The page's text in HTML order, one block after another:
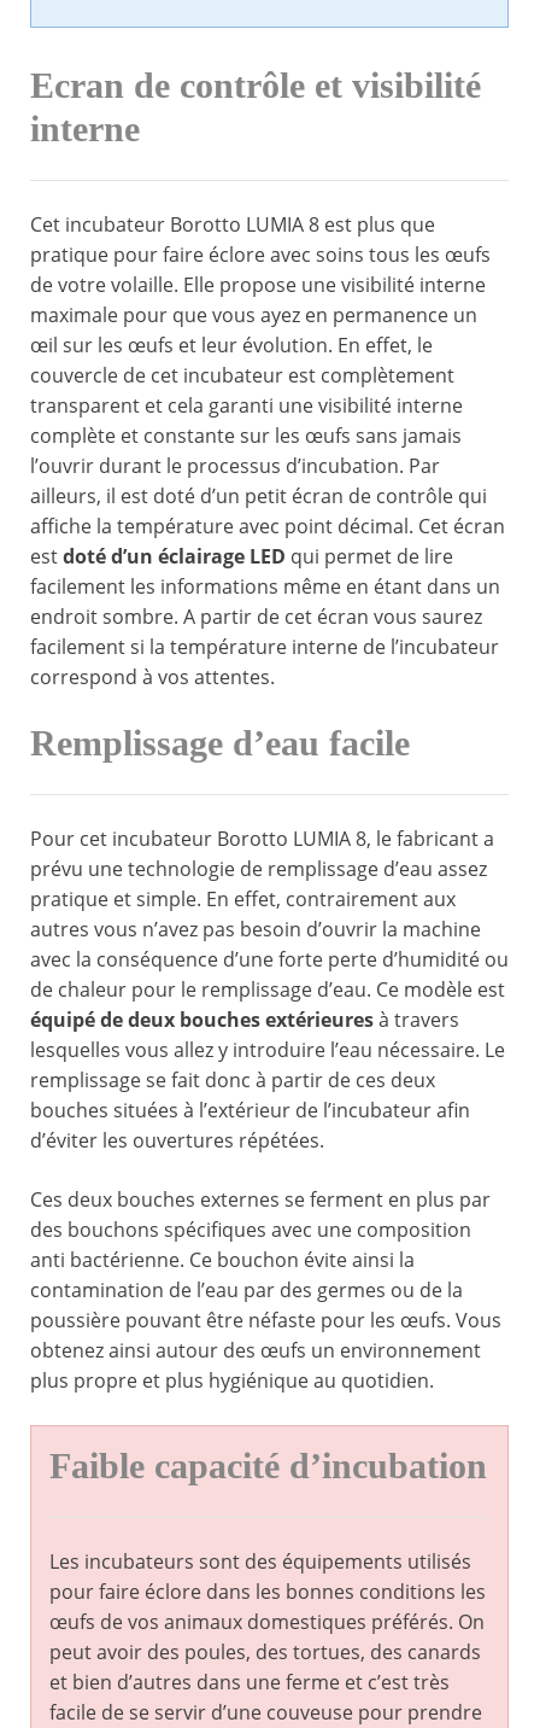
Ecran de contrôle et visibilité
interne
Cet incubateur Borotto LUMIA 8 est plus que
pratique pour faire éclore avec soins tous les œufs
de votre volaille. Elle propose une visibilité interne
maximale pour que vous ayez en permanence un
œil sur les œufs et leur évolution. En effet, le
couvercle de cet incubateur est complètement
transparent et cela garanti une visibilité interne
complète et constante sur les œufs sans jamais
l’ouvrir durant le processus d’incubation. Par
ailleurs, il est doté d’un petit écran de contrôle qui
affiche la température avec point décimal. Cet écran
estdoté d’un éclairage LED qui permet de lire
facilement les informations même en étant dans un
endroit sombre. A partir de cet écran vous saurez
facilement si la température interne de l’incubateur
correspond à vos attentes.
Remplissage d’eau facile
Pour cet incubateur Borotto LUMIA 8, le fabricant a
prévu une technologie de remplissage d’eau assez
pratique et simple. En effet, contrairement aux
autres vous n’avez pas besoin d’ouvrir la machine
avec la conséquence d’une forte perte d’humidité ou
de chaleur pour le remplissage d’eau. Ce modèle est
équipé de deux bouches extérieuresà travers
lesquelles vous allez y introduire l’eau nécessaire. Le
remplissage se fait donc à partir de ces deux
bouches situées à l’extérieur de l’incubateur afin
d’éviter les ouvertures répétées.
Ces deux bouches externes se ferment en plus par
des bouchons spécifiques avec une composition
anti bactérienne. Ce bouchon évite ainsi la
contamination de l’eau par des germes ou de la
poussière pouvant être néfaste pour les œufs. Vous
obtenez ainsi autour des œufs un environnement
plus propre et plus hygiénique au quotidien.
Faible capacité d’incubation
Les incubateurs sont des équipements utilisés
pour faire éclore dans les bonnes conditions les
œufs de vos animaux domestiques préférés. On
peut avoir des poules, des tortues, des canards
et bien d’autres dans une ferme et c’est très
facile de se servir d’une couveuse pour prendre